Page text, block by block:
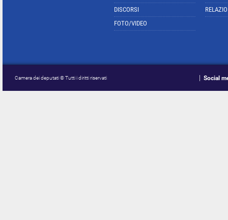
DISCORSI
FOTO/VIDEO
Camera dei deputati © Tutti i diritti riservati Social